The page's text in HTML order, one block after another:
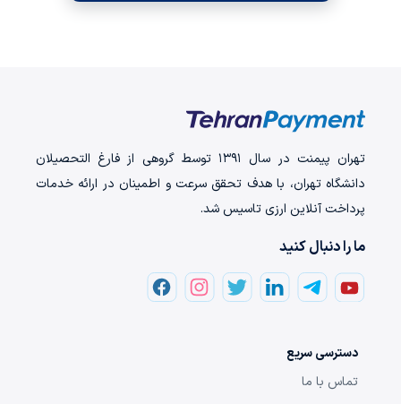
تهران‌ پیمنت در سال ۱۳۹۱ توسط گروهی از فارغ التحصیلان
دانشگاه تهران، با هدف تحقق سرعت و اطمینان در ارائه خدمات
پرداخت‌ آنلاین ارزی تاسیس شد.
ما را دنبال کنید
دسترسی سریع
تماس با ما